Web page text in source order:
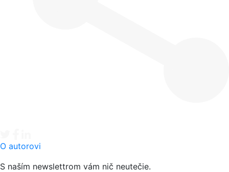
O autorovi
S naším newslettrom vám nič neutečie.